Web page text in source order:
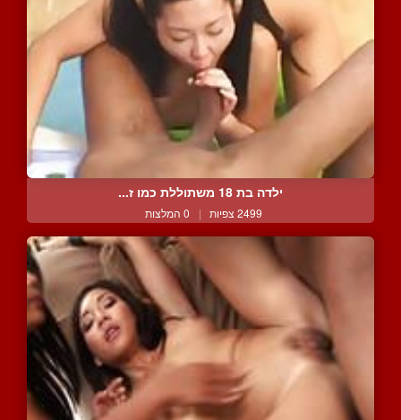
ילדה בת 18 משתוללת כמו ז...
2499 צפיות | 0 המלצות